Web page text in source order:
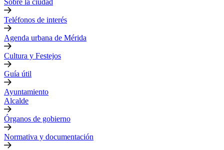
Sobre la ciudad
Teléfonos de interés
Agenda urbana de Mérida
Cultura y Festejos
Guía útil
Ayuntamiento
Alcalde
Órganos de gobierno
Normativa y documentación